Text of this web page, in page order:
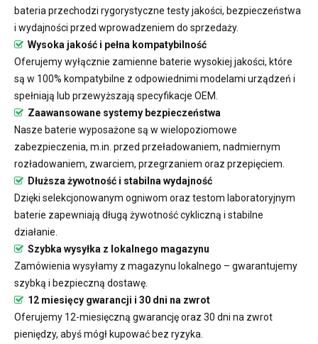
bateria przechodzi rygorystyczne testy jakości, bezpieczeństwa
i wydajności przed wprowadzeniem do sprzedaży.
Wysoka jakość i pełna kompatybilność
Oferujemy wyłącznie zamienne baterie wysokiej jakości, które
są w 100% kompatybilne z odpowiednimi modelami urządzeń i
spełniają lub przewyższają specyfikacje OEM.
Zaawansowane systemy bezpieczeństwa
Nasze baterie wyposażone są w wielopoziomowe
zabezpieczenia, m.in. przed przeładowaniem, nadmiernym
rozładowaniem, zwarciem, przegrzaniem oraz przepięciem.
Dłuższa żywotność i stabilna wydajność
Dzięki selekcjonowanym ogniwom oraz testom laboratoryjnym
baterie zapewniają długą żywotność cykliczną i stabilne
działanie.
Szybka wysyłka z lokalnego magazynu
Zamówienia wysyłamy z magazynu lokalnego – gwarantujemy
szybką i bezpieczną dostawę.
12 miesięcy gwarancji i 30 dni na zwrot
Oferujemy 12-miesięczną gwarancję oraz 30 dni na zwrot
pieniędzy, abyś mógł kupować bez ryzyka.